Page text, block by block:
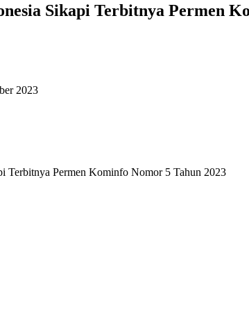
Sikapi Terbitnya Permen
2023
Terbitnya Permen Kominfo Nomor 5 Tahun 2023